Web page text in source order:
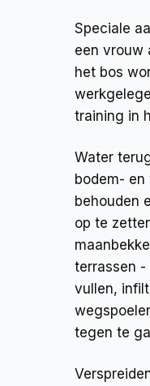
Speciale
een vrouw
het bos
training in
Water
bodem-
behouden
op te
terrassen -
vullen,
tegen te